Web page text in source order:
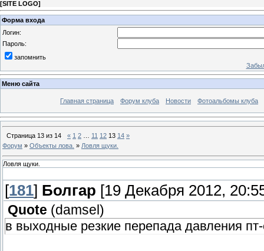
[SITE LOGO]
Форма входа
Логин:
Пароль:
запомнить
Меню сайта
Главная страница Форум клуба Новости Фотоальбомы клуба
Страница 13 из 14 « 1 2 11 12 13 14 »
Форум » Объекты лова. » Ловля щуки.
Ловля щуки.
[181] Болгар [19 Декабря 2012,
Quote (damsel )
в выходные резкие перепада давления